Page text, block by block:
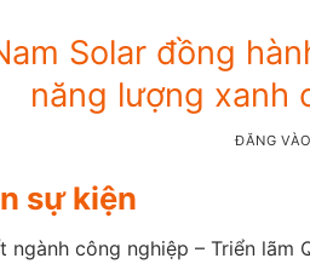
Solar đồng
năng lượng xanh
ĐĂNG
sự kiện
ngành công nghiệp – Triển